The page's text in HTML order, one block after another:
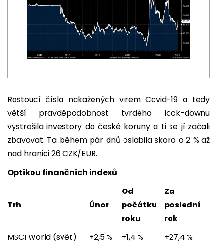
Rostoucí čísla nakažených virem Covid-19 a tedy
větší pravděpodobnost tvrdého lock-downu
vystrašila investory do české koruny a ti se jí začali
zbavovat. Ta během pár dnů oslabila skoro o 2 % až
nad hranici 26 CZK/EUR.
Optikou finančních indexů
Trh Únor
Od
počátku
roku
Za
poslední
rok
MSCI World (svět)
+2,5 % +1,4 %
+27,4 %